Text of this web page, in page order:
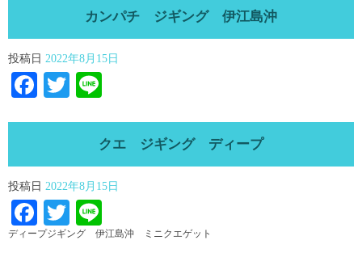
カンパチ ジギング 伊江島沖
投稿日 2022年8月15日
Facebook
Twitter
クエ ジギング ディープ
投稿日 2022年8月15日
Facebook
Twitter
ディープジギング 伊江島沖 ミニクエゲット